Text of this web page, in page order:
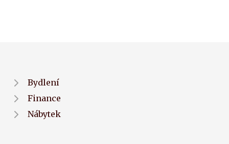
Bydlení
Finance
Nábytek